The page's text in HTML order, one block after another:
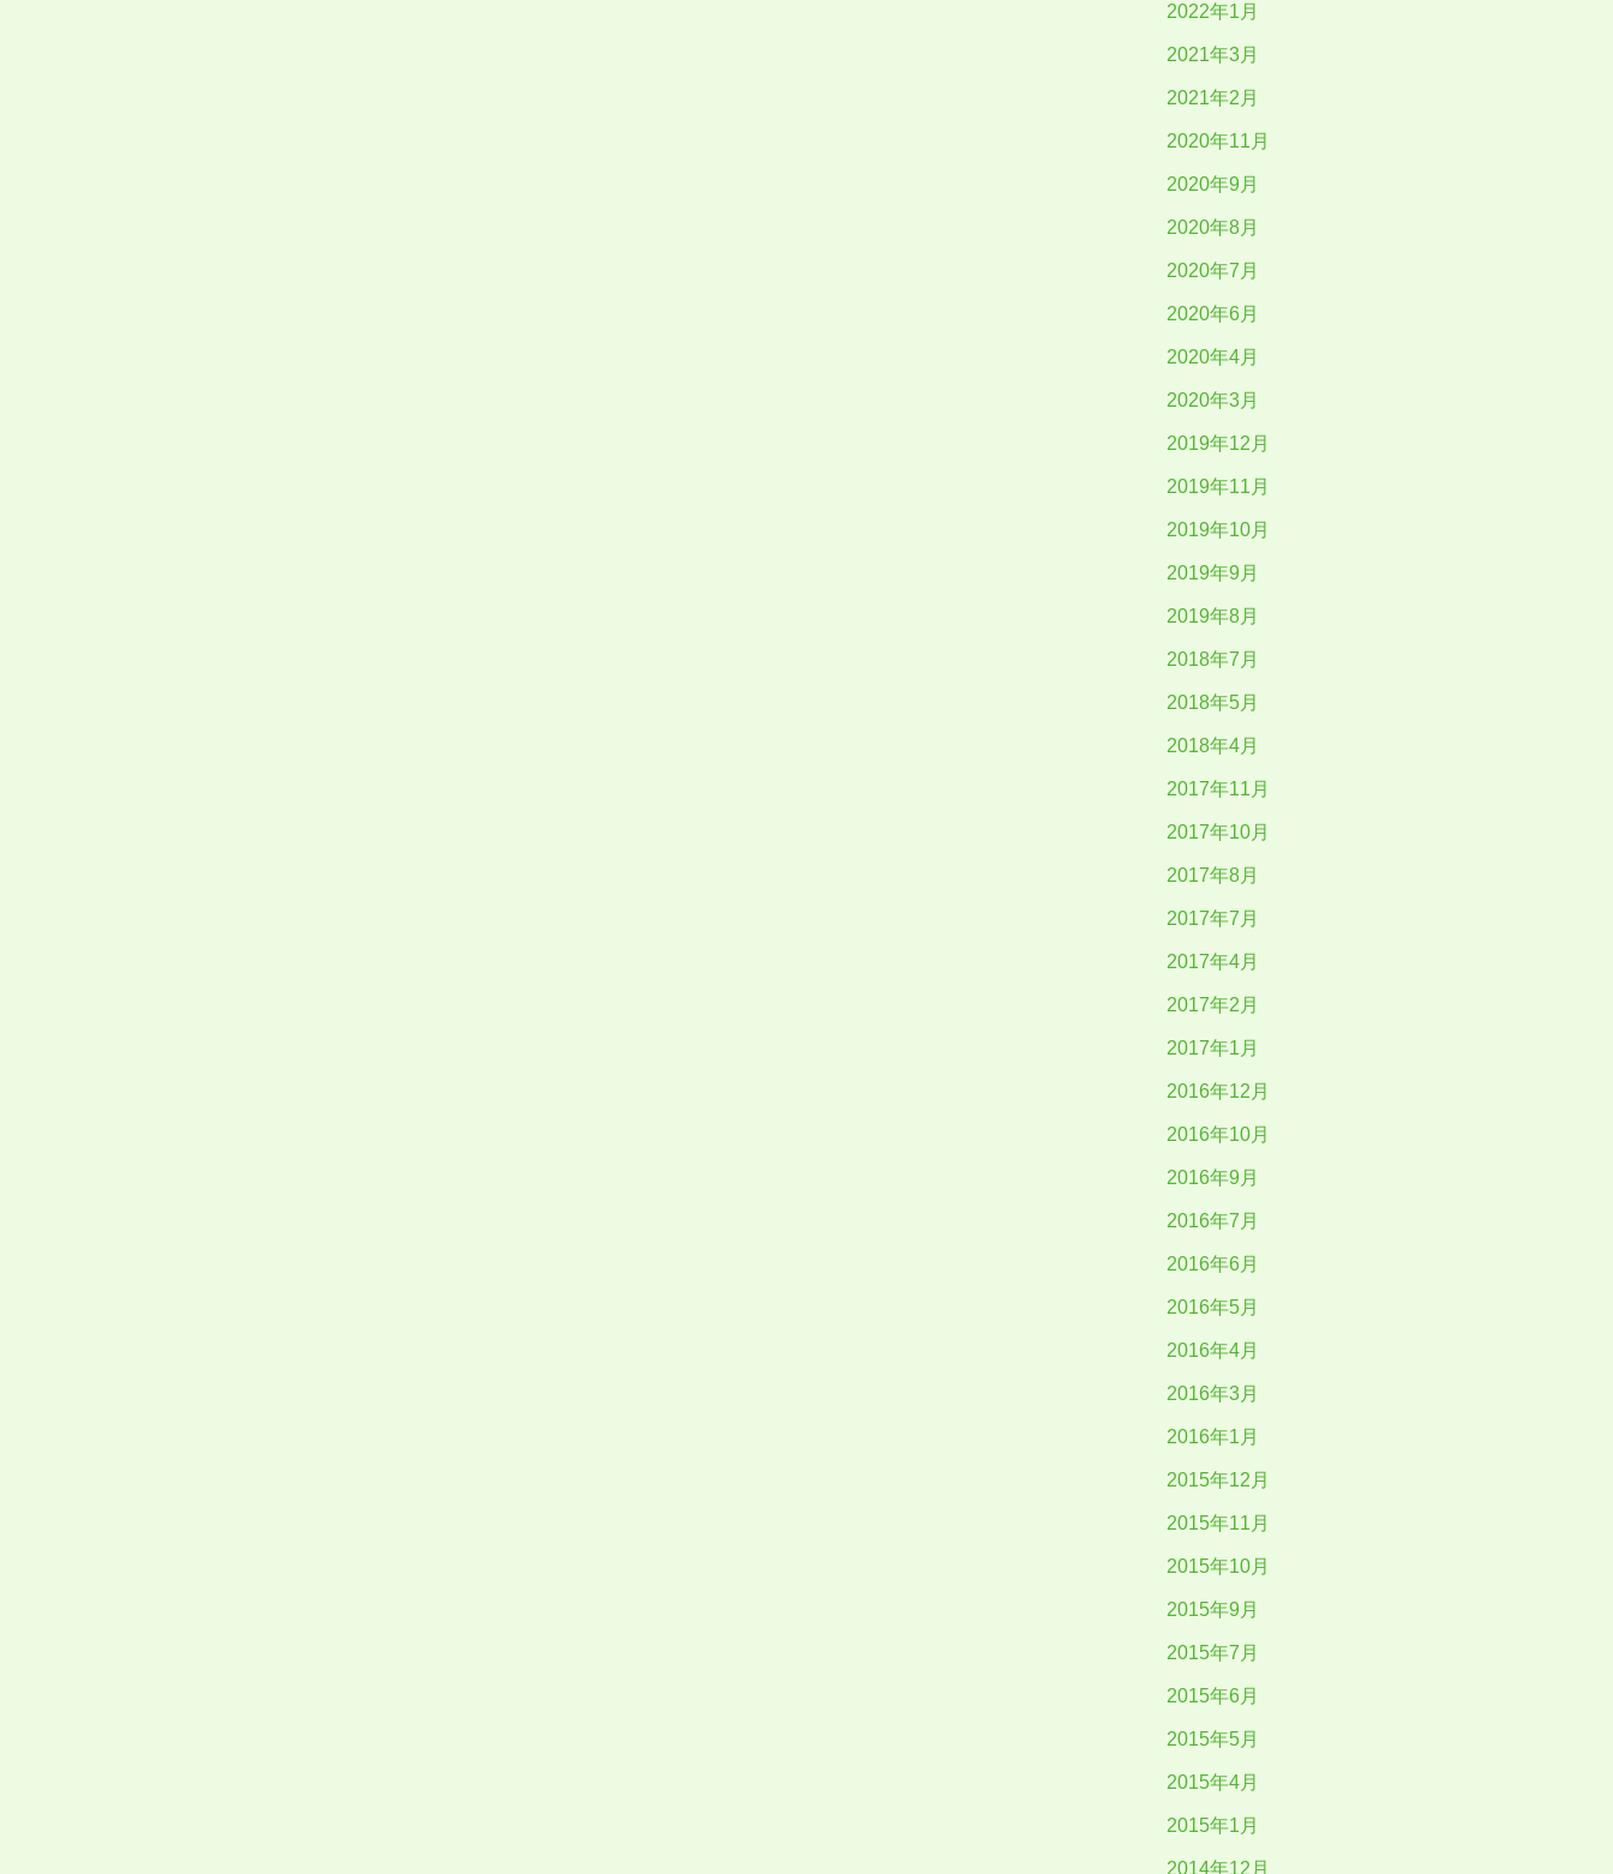
2022年1月
2021年3月
2021年2月
2020年11月
2020年9月
2020年8月
2020年7月
2020年6月
2020年4月
2020年3月
2019年12月
2019年11月
2019年10月
2019年9月
2019年8月
2018年7月
2018年5月
2018年4月
2017年11月
2017年10月
2017年8月
2017年7月
2017年4月
2017年2月
2017年1月
2016年12月
2016年10月
2016年9月
2016年7月
2016年6月
2016年5月
2016年4月
2016年3月
2016年1月
2015年12月
2015年11月
2015年10月
2015年9月
2015年7月
2015年6月
2015年5月
2015年4月
2015年1月
2014年12月